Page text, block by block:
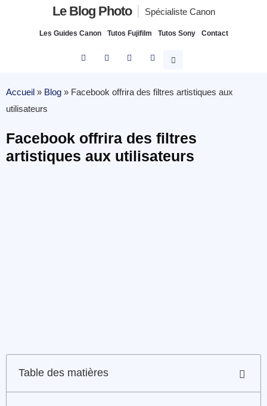
Le Blog Photo Spécialiste Canon
Les Guides Canon Tutos Fujifilm Tutos Sony Contact
Accueil » Blog » Facebook offrira des filtres artistiques aux
utilisateurs
Facebook offrira des filtres
artistiques aux utilisateurs
Table des matières